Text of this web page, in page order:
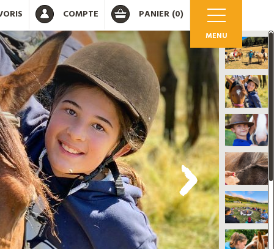
MENU
PANIER (0)
COMPTE
OK
votre compte